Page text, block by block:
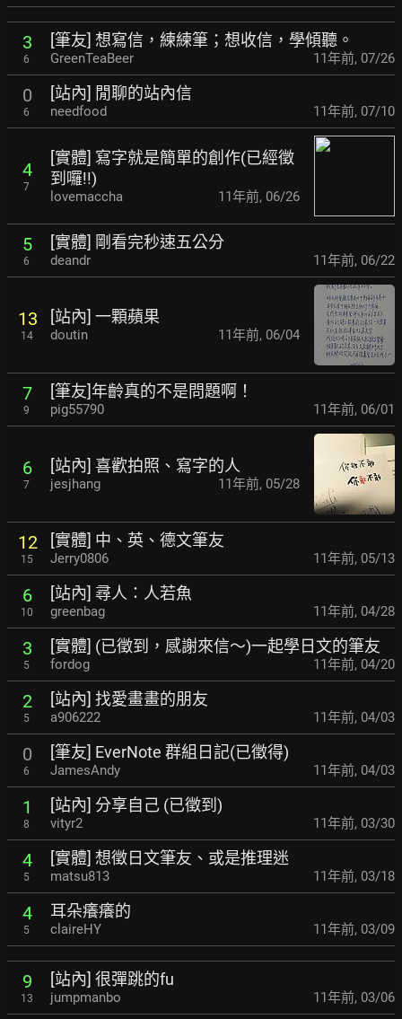
3
6
[筆友] 想寫信，練練筆；想收信，學傾聽。
GreenTeaBeer 11年前, 07/26
0
6
[站內] 閒聊的站內信
needfood 11年前, 07/10
4
7
[實體] 寫字就是簡單的創作(已經徵
到囉!!)
lovemaccha 11年前, 06/26
5
6
[實體] 剛看完秒速五公分
deandr 11年前, 06/22
13
14
[站內] 一顆蘋果
doutin 11年前, 06/04
7
9
[筆友]年齡真的不是問題啊！
pig55790 11年前, 06/01
6
7
[站內] 喜歡拍照、寫字的人
jesjhang 11年前, 05/28
12
15
[實體] 中、英、德文筆友
Jerry0806 11年前, 05/13
6
10
[站內] 尋人：人若魚
greenbag 11年前, 04/28
3
5
[實體] (已徵到，感謝來信～)一起學日文的筆友
fordog 11年前, 04/20
2
5
[站內] 找愛畫畫的朋友
a906222 11年前, 04/03
0
6
[筆友] EverNote 群組日記(已徵得)
JamesAndy 11年前, 04/03
1
8
[站內] 分享自己 (已徵到)
vityr2 11年前, 03/30
4
5
[實體] 想徵日文筆友、或是推理迷
matsu813 11年前, 03/18
4
5
耳朵癢癢的
claireHY 11年前, 03/09
9
13
[站內] 很彈跳的fu
jumpmanbo 11年前, 03/06